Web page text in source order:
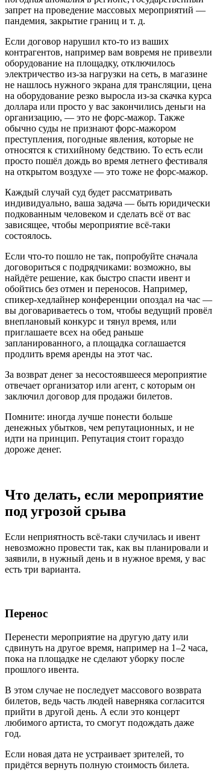
запрет на проведение массовых мероприятий —
пандемия, закрытие границ и т. д.
Если договор нарушил кто-то из ваших
контрагентов, например вам вовремя не привезли
оборудование на площадку, отключилось
электричество из-за нагрузки на сеть, в магазине
не нашлось нужного экрана для трансляции, цена
на оборудование резко выросла из-за скачка курса
доллара или просто у вас закончились деньги на
организацию, — это не форс-мажор. Также
обычно суды не признают форс-мажором
преступления, погодные явления, которые не
относятся к стихийному бедствию. То есть если
просто пошёл дождь во время летнего фестиваля
на открытом воздухе — это тоже не форс-мажор.
Каждый случай суд будет рассматривать
индивидуально, ваша задача — быть юридически
подкованным человеком и сделать всё от вас
зависящее, чтобы мероприятие всё-таки
состоялось.
Если что-то пошло не так, попробуйте сначала
договориться с подрядчиками: возможно, вы
найдёте решение, как быстро спасти ивент и
обойтись без отмен и переносов. Например,
спикер-хедлайнер конференции опоздал на час —
вы договариваетесь о том, чтобы ведущий провёл
внеплановый конкурс и тянул время, или
приглашаете всех на обед раньше
запланированного, а площадка соглашается
продлить время аренды на этот час.
За возврат денег за несостоявшееся мероприятие
отвечает организатор или агент, с которым он
заключил договор для продажи билетов.
Помните: иногда лучше понести больше
денежных убытков, чем репутационных, и не
идти на принцип. Репутация стоит гораздо
дороже денег.
Что делать, если мероприятие
под угрозой срыва
Если неприятность всё-таки случилась и ивент
невозможно провести так, как вы планировали и
заявили, в нужный день и в нужное время, у вас
есть три варианта.
Перенос
Перенести мероприятие на другую дату или
сдвинуть на другое время, например на 1–2 часа,
пока на площадке не сделают уборку после
прошлого ивента.
В этом случае не последует массового возврата
билетов, ведь часть людей наверняка согласится
прийти в другой день. А если это концерт
любимого артиста, то смогут подождать даже
год.
Если новая дата не устраивает зрителей, то
придётся вернуть полную стоимость билета.